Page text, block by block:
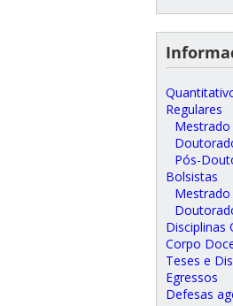
Regulares
Mestrado
Pós-
Bolsistas
Mestrado
Disciplinas
Corpo
Teses e
Egressos
Defesas